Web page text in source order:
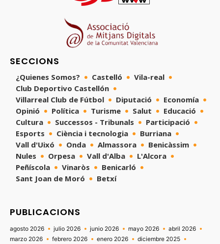
SECCIONS
¿Quienes Somos? Castelló
Vila-real
Club Deportivo Castellón
Villarreal Club de Fútbol
Diputació
Economía
Opinió
Política Turisme Salut
Educació
Cultura
Successos - Tribunals
Participació
Esports
Ciència i tecnologia
Burriana
Vall d'Uixó
Onda Almassora
Benicàssim
Nules
Orpesa Vall d'Alba
L'Alcora
Peñíscola
Vinaròs
Benicarló
Sant Joan de Moró
Betxí
PUBLICACIONS
agosto 2026 julio 2026 junio 2026 mayo 2026
abril 2026
marzo 2026
febrero 2026 enero 2026
diciembre 2025